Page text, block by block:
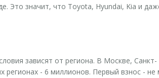
Это значит, что Toyota, Hyundai, Kia и
зависят от региона. В Москве, Санкт-
- 6 миллионов. Первый взнос - не